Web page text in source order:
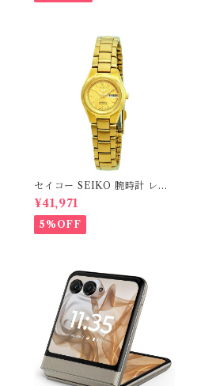
セイコー SEIKO 腕時計 レデ
ィース SYMC18K セイコー5
SEIKO5 自動巻きゴールド A
utomatic
¥41,971
5%OFF